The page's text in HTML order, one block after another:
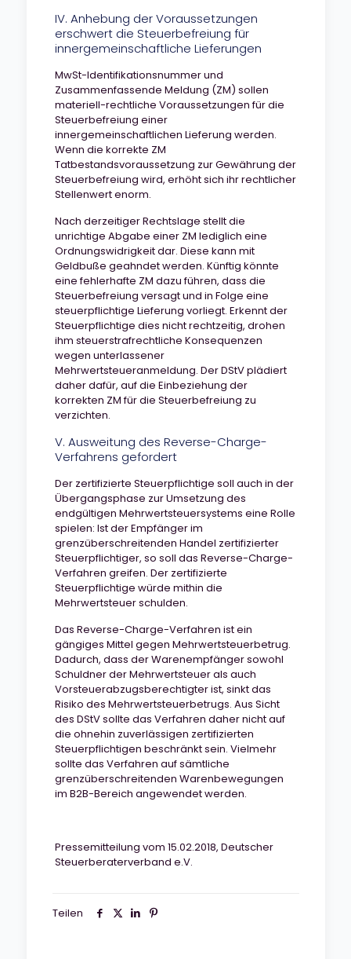
IV. Anhebung der Voraussetzungen
erschwert die Steuerbefreiung für
innergemeinschaftliche Lieferungen
MwSt-Identifikationsnummer und
Zusammenfassende Meldung (ZM) sollen
materiell-rechtliche Voraussetzungen für die
Steuerbefreiung einer
innergemeinschaftlichen Lieferung werden.
Wenn die korrekte ZM
Tatbestandsvoraussetzung zur Gewährung der
Steuerbefreiung wird, erhöht sich ihr rechtlicher
Stellenwert enorm.
Nach derzeitiger Rechtslage stellt die
unrichtige Abgabe einer ZM lediglich eine
Ordnungswidrigkeit dar. Diese kann mit
Geldbuße geahndet werden. Künftig könnte
eine fehlerhafte ZM dazu führen, dass die
Steuerbefreiung versagt und in Folge eine
steuerpflichtige Lieferung vorliegt. Erkennt der
Steuerpflichtige dies nicht rechtzeitig, drohen
ihm steuerstrafrechtliche Konsequenzen
wegen unterlassener
Mehrwertsteueranmeldung. Der DStV plädiert
daher dafür, auf die Einbeziehung der
korrekten ZM für die Steuerbefreiung zu
verzichten.
V. Ausweitung des Reverse-Charge-
Verfahrens gefordert
Der zertifizierte Steuerpflichtige soll auch in der
Übergangsphase zur Umsetzung des
endgültigen Mehrwertsteuersystems eine Rolle
spielen: Ist der Empfänger im
grenzüberschreitenden Handel zertifizierter
Steuerpflichtiger, so soll das Reverse-Charge-
Verfahren greifen. Der zertifizierte
Steuerpflichtige würde mithin die
Mehrwertsteuer schulden.
Das Reverse-Charge-Verfahren ist ein
gängiges Mittel gegen Mehrwertsteuerbetrug.
Dadurch, dass der Warenempfänger sowohl
Schuldner der Mehrwertsteuer als auch
Vorsteuerabzugsberechtigter ist, sinkt das
Risiko des Mehrwertsteuerbetrugs. Aus Sicht
des DStV sollte das Verfahren daher nicht auf
die ohnehin zuverlässigen zertifizierten
Steuerpflichtigen beschränkt sein. Vielmehr
sollte das Verfahren auf sämtliche
grenzüberschreitenden Warenbewegungen
im B2B-Bereich angewendet werden.
Pressemitteilung vom 15.02.2018, Deutscher
Steuerberaterverband e.V.
Teilen